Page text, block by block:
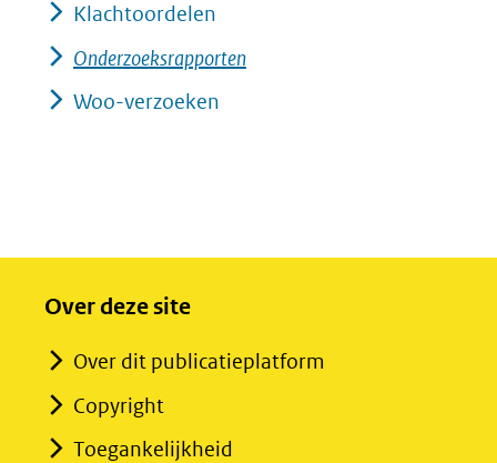
Klachtoordelen
Onderzoeksrapporten
Woo-verzoeken
Over deze site
Over dit publicatieplatform
Copyright
Toegankelijkheid